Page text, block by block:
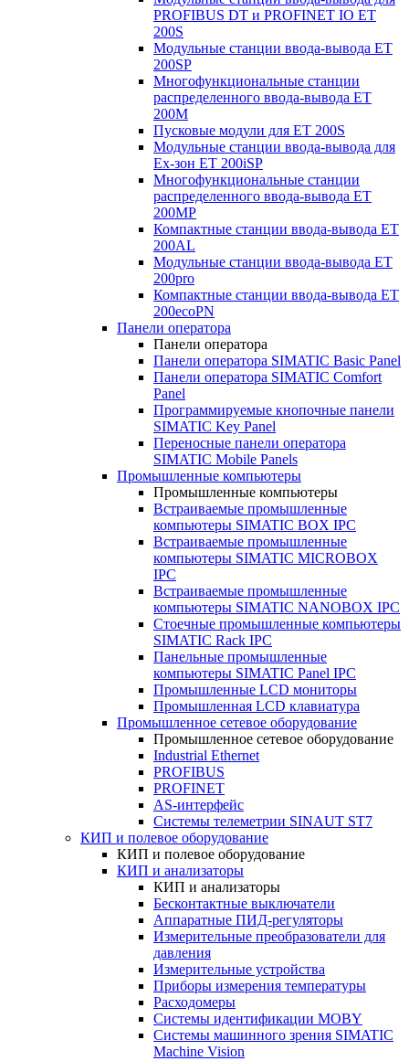
PROFIBUS DT и PROFINET IO ET
200S
Модульные станции ввода-вывода ET
200SP
Многофункциональные станции
распределенного ввода-вывода ET
200M
Пусковые модули для ET 200S
Модульные станции ввода-вывода для
Ex-зон ET 200iSP
Многофункциональные станции
распределенного ввода-вывода ET
200MP
Компактные станции ввода-вывода ET
200AL
Модульные станции ввода-вывода ET
200pro
Компактные станции ввода-вывода ET
200ecoPN
Панели оператора
Панели оператора
Панели оператора SIMATIC Basic Panel
Панели оператора SIMATIC Comfort
Panel
Программируемые кнопочные панели
SIMATIC Key Panel
Переносные панели оператора
SIMATIC Mobile Panels
Промышленные компьютеры
Промышленные компьютеры
Встраиваемые промышленные
компьютеры SIMATIC BOX IPC
Встраиваемые промышленные
компьютеры SIMATIC MICROBOX
IPC
Встраиваемые промышленные
компьютеры SIMATIC NANOBOX IPC
Стоечные промышленные компьютеры
SIMATIC Rack IPC
Панельные промышленные
компьютеры SIMATIC Panel IPC
Промышленные LCD мониторы
Промышленная LCD клавиатура
Промышленное сетевое оборудование
Промышленное сетевое оборудование
Industrial Ethernet
PROFIBUS
PROFINET
AS-интерфейс
Системы телеметрии SINAUT ST7
КИП и полевое оборудование
КИП и полевое оборудование
КИП и анализаторы
КИП и анализаторы
Бесконтактные выключатели
Аппаратные ПИД-регуляторы
Измерительные преобразователи для
давления
Измерительные устройства
Приборы измерения температуры
Расходомеры
Системы идентификации MOBY
Системы машинного зрения SIMATIC
Machine Vision